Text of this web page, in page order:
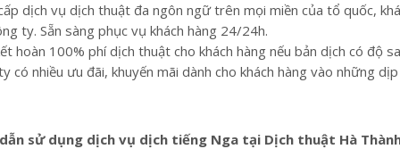
dịch vụ dịch thuật đa ngôn ngữ trên mọi miền của tổ quốc,
ty. Sẵn sàng phục vụ khách hàng 24/24h.
hoàn 100% phí dịch thuật cho khách hàng nếu bản dịch có độ
có nhiều ưu đãi, khuyến mãi dành cho khách hàng vào những
sử dụng dịch vụ dịch tiếng Nga tại Dịch thuật Hà